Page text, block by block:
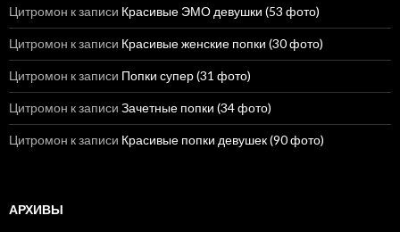
Цитромон к записи Красивые ЭМО девушки (53 фото)
Цитромон к записи Красивые женские попки (30 фото)
Цитромон к записи Попки супер (31 фото)
Цитромон к записи Зачетные попки (34 фото)
Цитромон к записи Красивые попки девушек (90 фото)
АРХИВЫ